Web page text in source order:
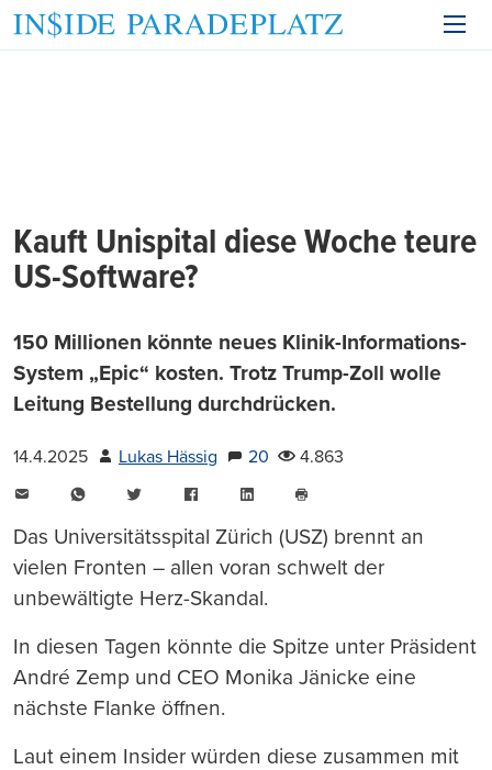
Kauft Unispital diese Woche teure
US-Software?
150 Millionen könnte neues Klinik-Informations-
System „Epic“ kosten. Trotz Trump-Zoll wolle
Leitung Bestellung durchdrücken.
14.4.2025 Lukas Hässig 20
4.863
WhatsAppTwitter FacebookLinkedIn
drucken
Das Universitätsspital Zürich (USZ) brennt an
vielen Fronten – allen voran schwelt der
unbewältigte Herz-Skandal.
In diesen Tagen könnte die Spitze unter Präsident
André Zemp und CEO Monika Jänicke eine
nächste Flanke öffnen.
Laut einem Insider würden diese zusammen mit